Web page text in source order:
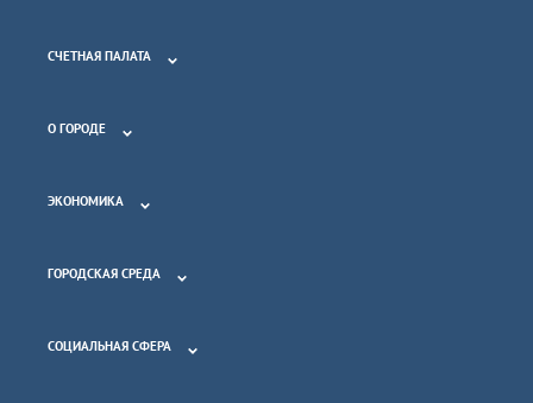
СЧЕТНАЯ ПАЛАТА
О ГОРОДЕ
ЭКОНОМИКА
ГОРОДСКАЯ СРЕДА
СОЦИАЛЬНАЯ СФЕРА